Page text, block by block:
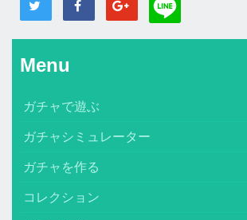
Menu
ガチャで遊ぶ
ガチャシミュレーター
ガチャを作る
コレクション